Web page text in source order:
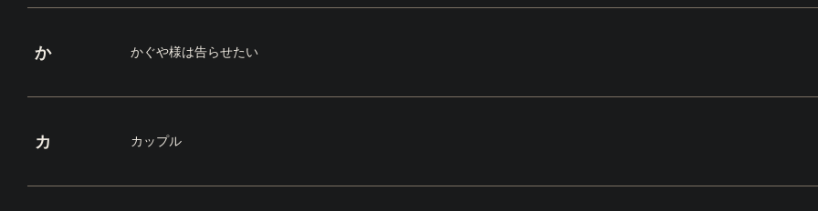
か かぐや様は告らせたい
カ カップル